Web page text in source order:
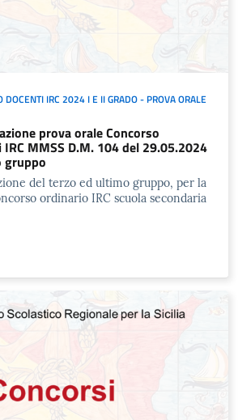
DOCENTI IRC 2024 I E II GRADO - PROVA ORALE
prova orale Concorso
MMSS D.M. 104 del 29.05.2024
gruppo
del terzo ed ultimo gruppo, per la
ordinario IRC scuola secondaria